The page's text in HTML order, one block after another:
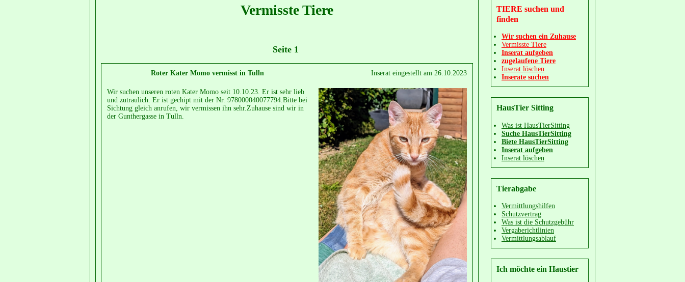
Vermisste Tiere
Seite 1
Roter Kater Momo vermisst in Tulln Inserat eingestellt am 26.10.2023
Wir suchen unseren roten Kater Momo seit 10.10.23. Er ist sehr lieb
und zutraulich. Er ist gechipt mit der Nr. 978000040077794.Bitte bei
Sichtung gleich anrufen, wir vermissen ihn sehr.Zuhause sind wir in
der Gunthergasse in Tulln.
TIERE suchen und
finden
Wir suchen ein Zuhause
Vermisste Tiere
Inserat aufgeben
zugelaufene Tiere
Inserat löschen
Inserate suchen
HausTier Sitting
Was ist HausTierSitting
Suche HausTierSitting
Biete HausTierSitting
Inserat aufgeben
Inserat löschen
Tierabgabe
Vermittlungshilfen
Schutzvertrag
Was ist die Schutzgebühr
Vergaberichtlinien
Vermittlungsablauf
Ich möchte ein Haustier